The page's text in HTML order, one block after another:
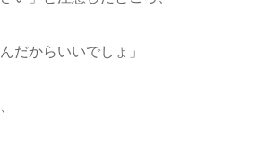
だからいいでしょ」